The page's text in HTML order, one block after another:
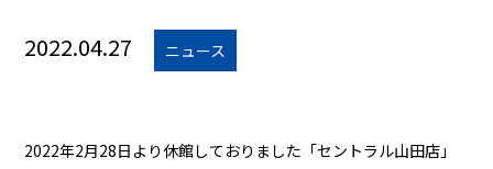
2022.04.27 ニュース
2022年2月28日より休館しておりました「セントラル山田店」